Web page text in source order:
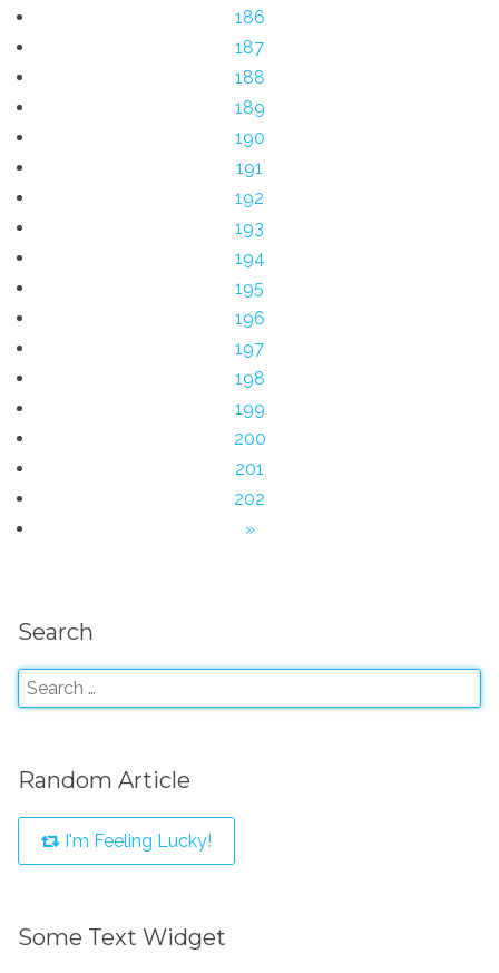
186
187
188
189
190
191
192
193
194
195
196
197
198
199
200
201
202
»
Search
Random Article
I'm Feeling Lucky!
Some Text Widget